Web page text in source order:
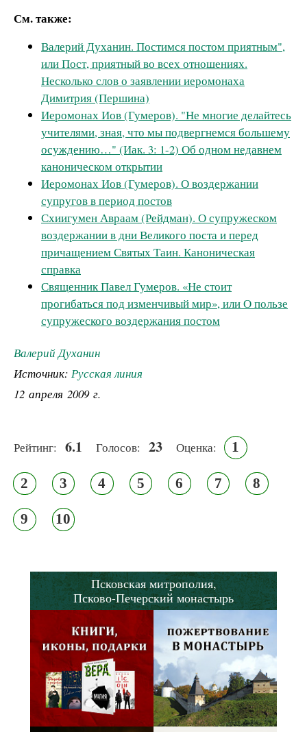
См. также:
Валерий Духанин. Постимся постом приятным",
или Пост, приятный во всех отношениях.
Несколько слов о заявлении иеромонаха
Димитрия (Першина)
Иеромонах Иов (Гумеров). "Не многие делайтесь
учителями, зная, что мы подвергнемся большему
осуждению…" (Иак. 3: 1-2) Об одном недавнем
каноническом открытии
Иеромонах Иов (Гумеров). О воздержании
супругов в период постов
Схиигумен Авраам (Рейдман). О супружеском
воздержании в дни Великого поста и перед
причащением Святых Таин. Каноническая
справка
Священник Павел Гумеров. «Не стоит
прогибаться под изменчивый мир», или О пользе
супружеского воздержания постом
Валерий Духанин
Источник: Русская линия
12 апреля 2009 г.
Рейтинг: 6.1 Голосов: 23 Оценка: 1
2 3 4 5 6 7 8
9 10
Псковская митрополия,
Псково-Печерский монастырь